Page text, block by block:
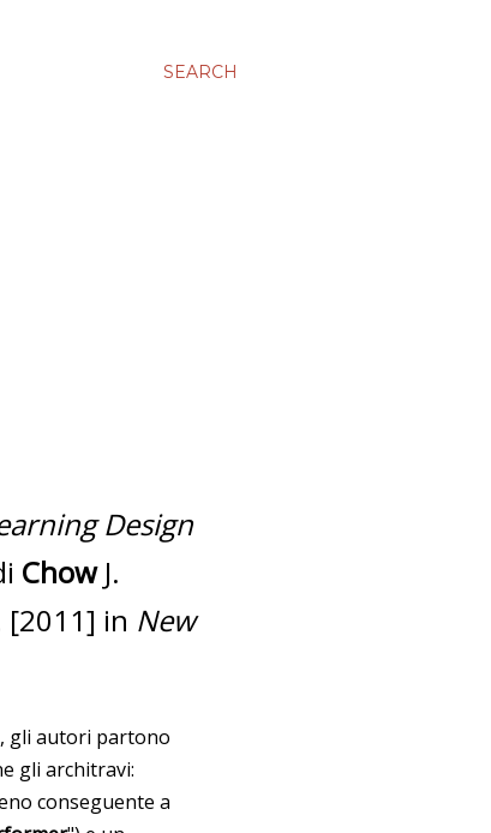
SEARCH
Design
ChowJ.
[2011] in New
gli autori partono
gli architravi:
conseguente a